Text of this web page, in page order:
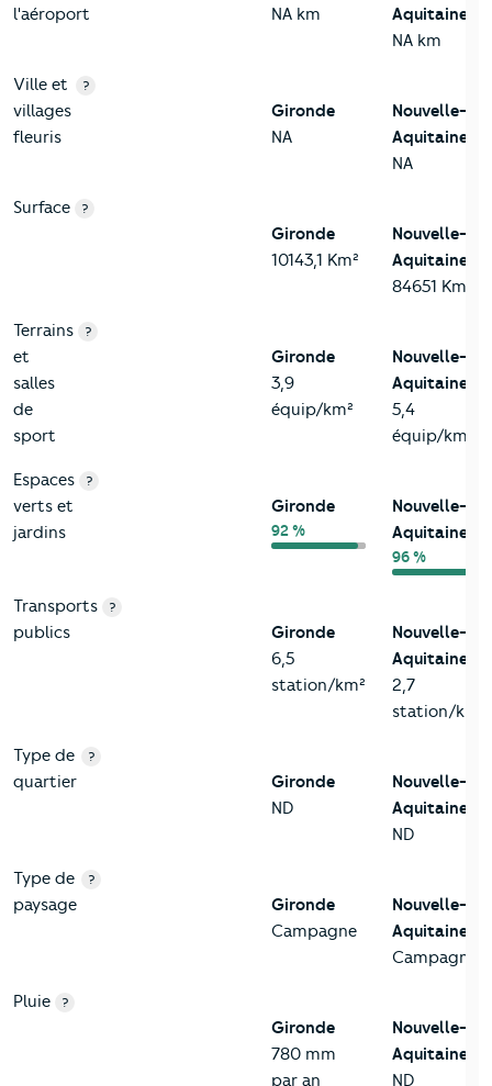
l'aéroport
NA km
Aquitaine
NA km
Ville et
villages
fleuris
?
Gironde
NA
Nouvelle-
Aquitaine
NA
Surface ?
Gironde
10143,1 Km²
Nouvelle-
Aquitaine
84651 Km²
Terrains
et
salles
de
sport
?
Gironde
3,9
équip/km²
Nouvelle-
Aquitaine
5,4
équip/km²
Espaces
verts et
jardins
?
Gironde
92 %
Nouvelle-
Aquitaine
96 %
Transports
publics
?
Gironde
6,5
station/km²
Nouvelle-
Aquitaine
2,7
station/km²
Type de
quartier
?
Gironde
ND
Nouvelle-
Aquitaine
ND
Type de
paysage
?
Gironde
Campagne
Nouvelle-
Aquitaine
Campagne
Pluie ?
Gironde
780 mm
par an
Nouvelle-
Aquitaine
ND